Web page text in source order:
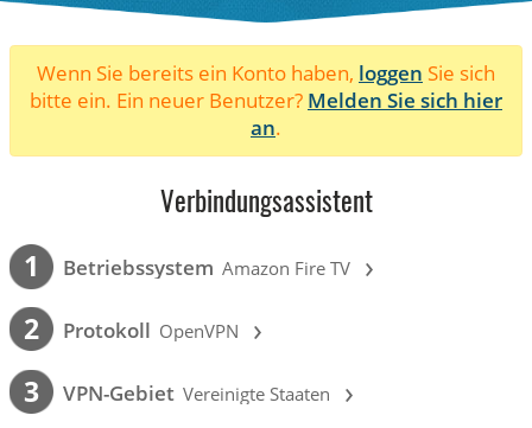
Wenn Sie bereits ein Konto haben, loggen Sie sich
bitte ein. Ein neuer Benutzer? Melden Sie sich hier
an.
Verbindungsassistent
1 Betriebssystem Amazon Fire TV ›
2 Protokoll OpenVPN ›
3 VPN-Gebiet Vereinigte Staaten ›